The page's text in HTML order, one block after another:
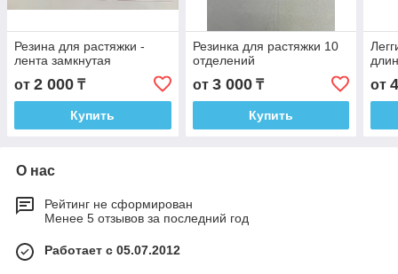
Резина для растяжки -
лента замкнутая
от 2 000 ₸
Купить
Резинка для растяжки 10
отделений
от 3 000₸
Купить
от
О нас
Рейтинг не сформирован
Менее 5 отзывов за последний год
Работает с 05.07.2012